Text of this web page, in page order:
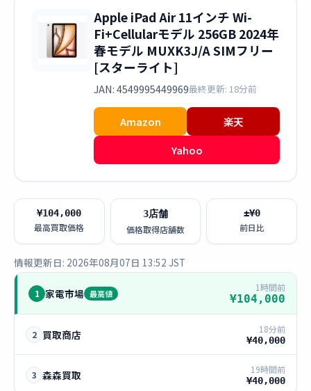
Apple iPad Air 11インチ Wi-
Fi+Cellularモデル 256GB 2024年
春モデル MUXK3J/A SIMフリー
[スターライト]
JAN: 4549995449969最終更新: 18分前
Amazon
楽天
Yahoo
¥104,000
最高買取価格
3店舗
価格取得店舗数
±¥0
前日比
情報更新日: 2026年08月07日 13:52 JST
1 家電市場 最高値
1時間前
¥104,000
2 買取商店 18分前
¥40,000
3 森森買取 19時間前
¥40,000